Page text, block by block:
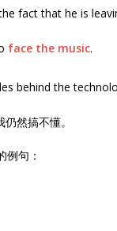
fact that he is
face the music.
behind the
然搞不懂。
句：